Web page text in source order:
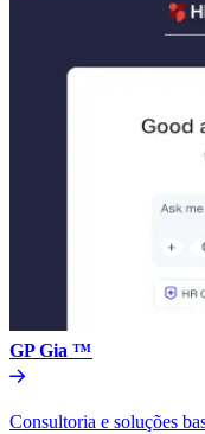
GP Gia ™​​
Consultoria e soluções